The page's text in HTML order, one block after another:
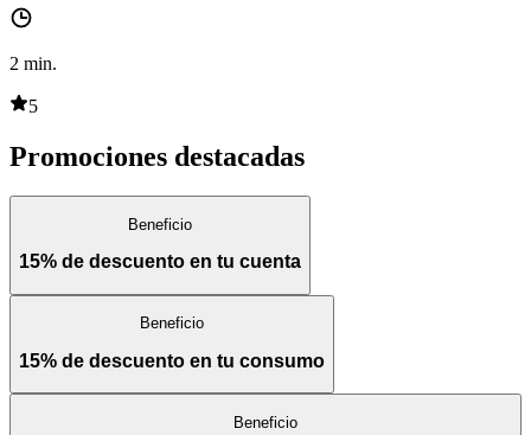
2 min.
5
Promociones destacadas
Beneficio
15% de descuento en tu cuenta
Beneficio
15% de descuento en tu consumo
Beneficio